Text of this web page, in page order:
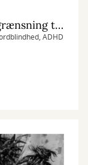
Christian Fuhlendorff - Fra begrænsning til styrke
ADHD